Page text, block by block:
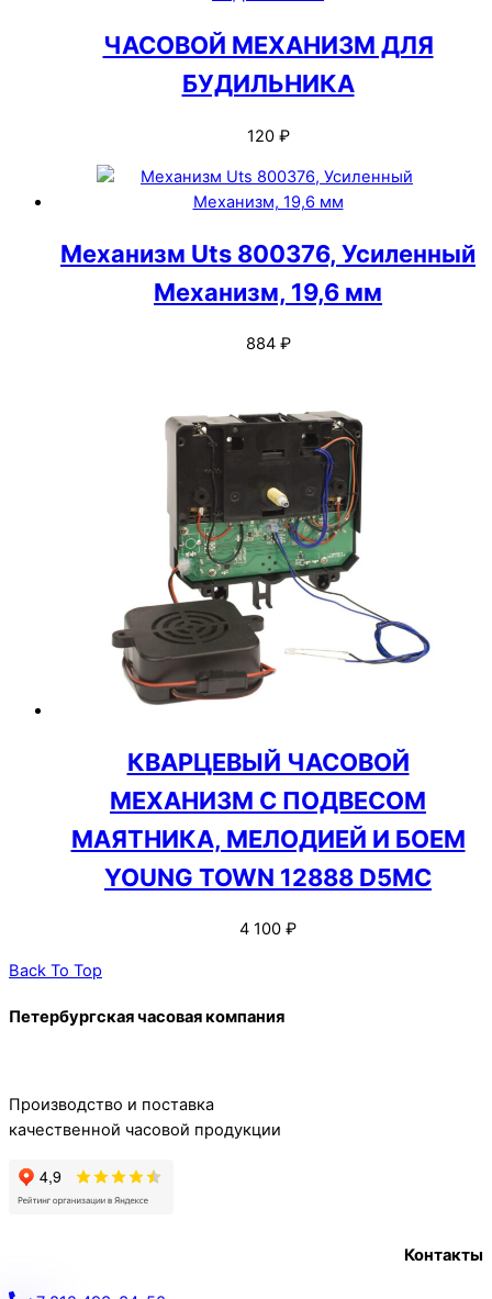
ЧАСОВОЙ МЕХАНИЗМ ДЛЯ
БУДИЛЬНИКА
120 ₽
Механизм Uts 800376, Усиленный
Механизм, 19,6 мм
884 ₽
КВАРЦЕВЫЙ ЧАСОВОЙ
МЕХАНИЗМ С ПОДВЕСОМ
МАЯТНИКА, МЕЛОДИЕЙ И БОЕМ
YOUNG TOWN 12888 D5MC
4 100 ₽
Back To Top
Петербургская часовая компания
Производство и поставка
качественной часовой продукции
Контакты